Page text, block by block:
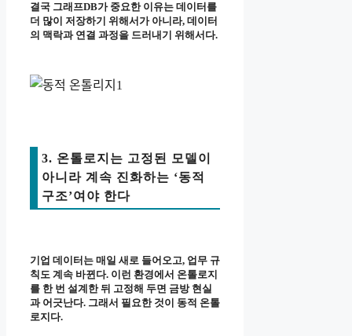
결국 그래프DB가 중요한 이유는 데이터를
더 많이 저장하기 위해서가 아니라, 데이터
의 맥락과 연결 과정을 드러내기 위해서다.
3. 온톨로지는 고정된 모델이
아니라 계속 진화하는 ‘동적
구조’여야 한다
기업 데이터는 매일 새로 들어오고, 업무 규
칙도 계속 바뀐다. 이런 환경에서 온톨로지
를 한 번 설계한 뒤 고정해 두면 금방 현실
과 어긋난다. 그래서 필요한 것이 동적 온톨
로지다.